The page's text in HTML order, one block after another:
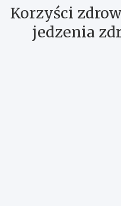
Muffinki pieczemy
się złociste i